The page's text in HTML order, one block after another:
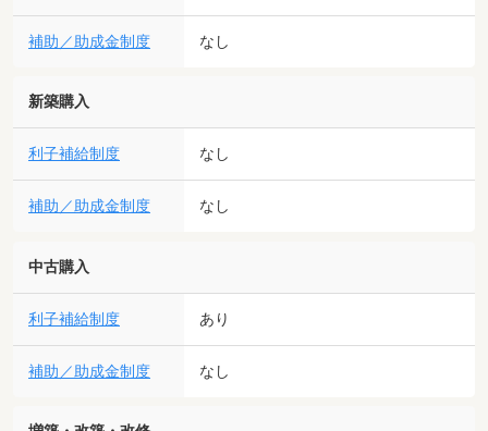
補助／助成金制度 なし
新築購入
利子補給制度 なし
補助／助成金制度 なし
中古購入
利子補給制度 あり
補助／助成金制度 なし